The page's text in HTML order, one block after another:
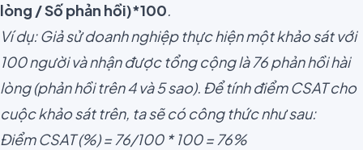
lòng / Số phản hồi)*100.
Ví dụ: Giả sử doanh nghiệp thực hiện một khảo sát với
100 người và nhận được tổng cộng là 76 phản hồi hài
lòng (phản hồi trên 4 và 5 sao). Để tính điểm CSAT cho
cuộc khảo sát trên, ta sẽ có công thức như sau:
Điểm CSAT (%) = 76/100 * 100 = 76%